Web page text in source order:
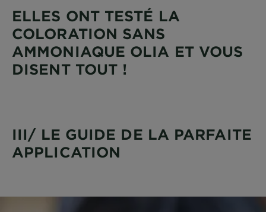
ELLES ONT TESTÉ LA
COLORATION SANS
AMMONIAQUE OLIA ET VOUS
DISENT TOUT !
III/ LE GUIDE DE LA PARFAITE
APPLICATION